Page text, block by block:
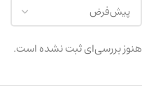
هنوز بررسی‌ای ثبت نشده است.